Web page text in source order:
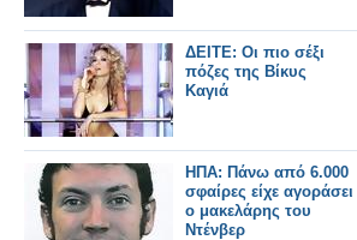
ΔΕΙΤΕ: Οι πιο σέξι
πόζες της Βίκυς
Καγιά
ΗΠΑ: Πάνω από 6.000
σφαίρες είχε αγοράσει
ο μακελάρης του
Ντένβερ